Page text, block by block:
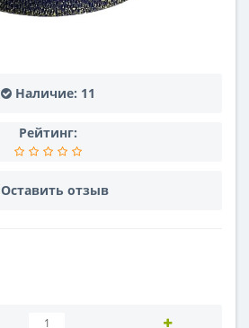
Наличие: 11
Рейтинг:
Оставить отзыв